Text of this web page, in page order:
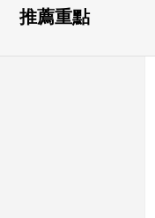
推薦重點